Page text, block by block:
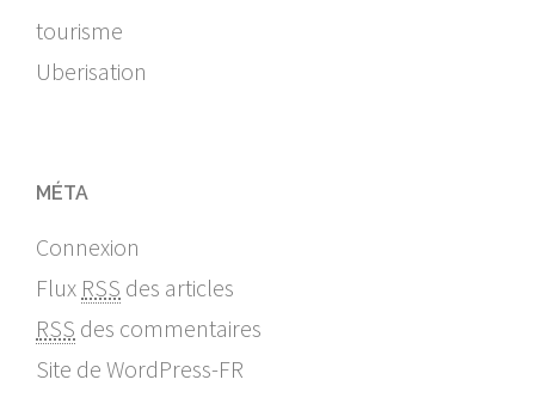
tourisme
Uberisation
MÉTA
Connexion
Flux RSS des articles
RSS des commentaires
Site de WordPress-FR